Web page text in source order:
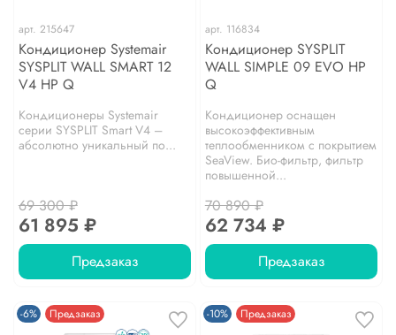
арт. 215647
Кондиционер Systemair
SYSPLIT WALL SMART 12
V4 HP Q
Кондиционеры Systemair
серии SYSPLIT Smart V4 –
абсолютно уникальный по...
69 300 ₽
61 895 ₽
Предзаказ
арт. 116834
Кондиционер SYSPLIT
WALL SIMPLE 09 EVO HP
Q
Кондиционер оснащен
высокоэффективным
теплообменником с покрытием
SeaView. Био-фильтр, фильтр
повышенной...
70 890 ₽
62 734 ₽
Предзаказ
-6% Предзаказ -10% Предзаказ